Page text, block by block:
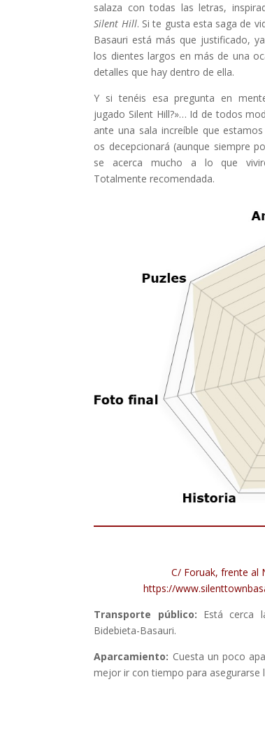
salaza con todas las letras,
Silent Hill. Si te gusta esta saga de
Basauri está más que justificado,
los dientes largos en más de una
detalles que hay dentro de ella.
Y si tenéis esa pregunta en
jugado Silent Hill?»… Id de todos
ante una sala increíble que
os decepcionará (aunque siempre
se acerca mucho a lo que
Totalmente recomendada.
C/ Foruak, frente al
https://
Transporte público: Está cerca
Bidebieta-Basauri.
Aparcamiento: Cuesta un poco
mejor ir con tiempo para asegurarse